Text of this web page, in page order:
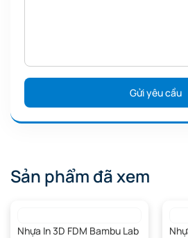
Xem thêm những sản phẩm khác tại:
Sản phẩm đã xem
Nhựa In 3D FDM Bambu Lab